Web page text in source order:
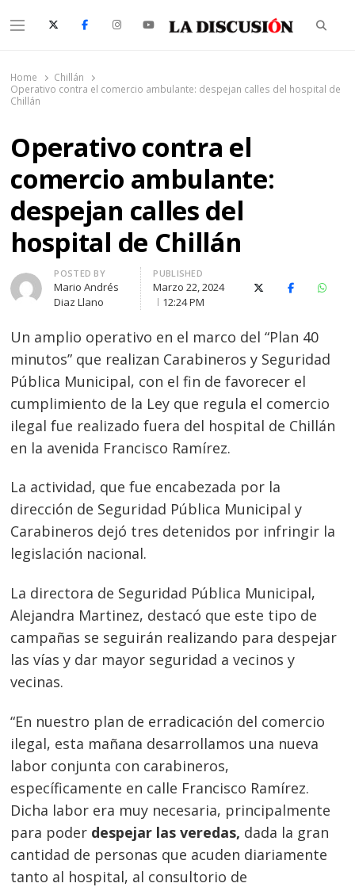
Menu
Home
Chillán
Operativo contra el comercio ambulante: despejan calles del hospital de
Chillán
Operativo contra el
comercio ambulante:
despejan calles del
hospital de Chillán
Author
POSTED BY
Mario Andrés
Diaz Llano
PUBLISHED
Marzo 22, 2024
12:24 PM
X (Twitter)Facebook
Un amplio operativo en el marco del “Plan 40
minutos” que realizan Carabineros y Seguridad
Pública Municipal, con el fin de favorecer el
cumplimiento de la Ley que regula el comercio
ilegal fue realizado fuera del hospital de Chillán
en la avenida Francisco Ramírez.
La actividad, que fue encabezada por la
dirección de Seguridad Pública Municipal y
Carabineros dejó tres detenidos por infringir la
legislación nacional.
La directora de Seguridad Pública Municipal,
Alejandra Martinez, destacó que este tipo de
campañas se seguirán realizando para despejar
las vías y dar mayor seguridad a vecinos y
vecinas.
“En nuestro plan de erradicación del comercio
ilegal, esta mañana desarrollamos una nueva
labor conjunta con carabineros,
específicamente en calle Francisco Ramírez.
Dicha labor era muy necesaria, principalmente
para poder despejar las veredas, dada la gran
cantidad de personas que acuden diariamente
tanto al hospital, al consultorio de